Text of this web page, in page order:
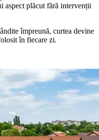
aspect plăcut fără intervenții
împreună, curtea devine
în fiecare zi.